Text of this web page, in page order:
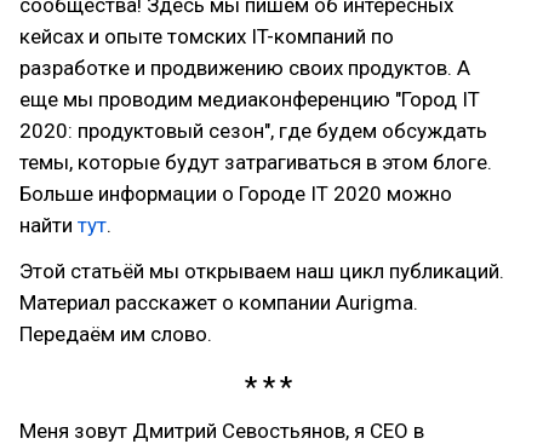
сообщества! Здесь мы пишем об интересных
кейсах и опыте томских IT-компаний по
разработке и продвижению своих продуктов. А
еще мы проводим медиаконференцию "Город IT
2020: продуктовый сезон", где будем обсуждать
темы, которые будут затрагиваться в этом блоге.
Больше информации о Городе IT 2020 можно
найти тут.
Этой статьёй мы открываем наш цикл публикаций.
Материал расскажет о компании Aurigma.
Передаём им слово.
Меня зовут Дмитрий Севостьянов, я CEO в